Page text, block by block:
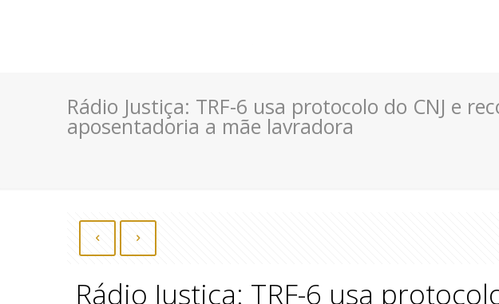
Rádio Justiça: TRF-6 usa protocolo do CNJ e
aposentadoria a mãe lavradora
Rádio Justiça: TRF-6 usa